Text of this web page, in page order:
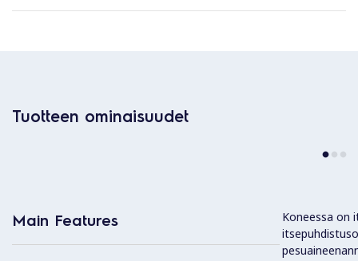
Tuotteen ominaisuudet
Main Features
Koneessa on